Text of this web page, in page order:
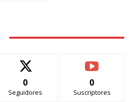
0
Seguidores
0
Suscriptores